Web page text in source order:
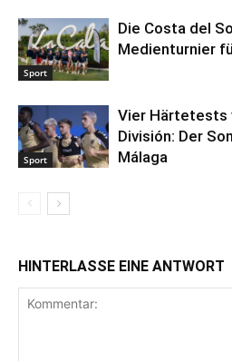
Sport
Die Costa del
Medienturnier
Sport
Vier Härtetests
División: Der
Málaga
HINTERLASSE EINE ANTWORT